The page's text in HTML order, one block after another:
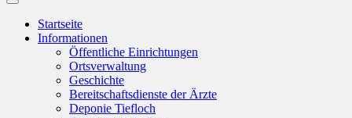
Suchfeld
ein-/ausblenden
Startseite
Informationen
Öffentliche Einrichtungen
Ortsverwaltung
Geschichte
Bereitschaftsdienste der Ärzte
Deponie Tiefloch